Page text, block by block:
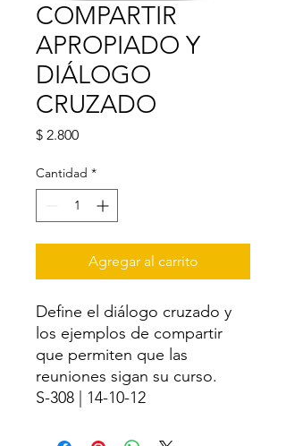
COMPARTIR
APROPIADO Y
DIÁLOGO
CRUZADO
$ 2.800Precio
Cantidad *
Agregar al carrito
Define el diálogo cruzado y
los ejemplos de compartir
que permiten que las
reuniones sigan su curso.
S-308 | 14-10-12